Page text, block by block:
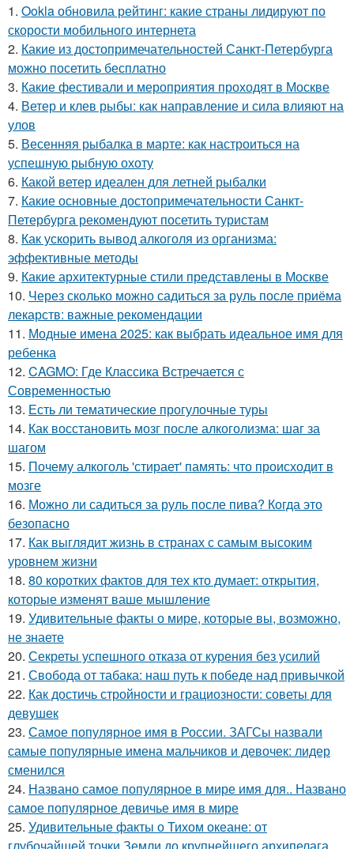
1. Ookla обновила рейтинг: какие страны лидируют по
скорости мобильного интернета
2. Какие из достопримечательностей Санкт-Петербурга
можно посетить бесплатно
3. Какие фестивали и мероприятия проходят в Москве
4. Ветер и клев рыбы: как направление и сила влияют на
улов
5. Весенняя рыбалка в марте: как настроиться на
успешную рыбную охоту
6. Какой ветер идеален для летней рыбалки
7. Какие основные достопримечательности Санкт-
Петербурга рекомендуют посетить туристам
8. Как ускорить вывод алкоголя из организма:
эффективные методы
9. Какие архитектурные стили представлены в Москве
10. Через сколько можно садиться за руль после приёма
лекарств: важные рекомендации
11. Модные имена 2025: как выбрать идеальное имя для
ребенка
12. CAGMO: Где Классика Встречается с
Современностью
13. Есть ли тематические прогулочные туры
14. Как восстановить мозг после алкоголизма: шаг за
шагом
15. Почему алкоголь 'стирает' память: что происходит в
мозге
16. Можно ли садиться за руль после пива? Когда это
безопасно
17. Как выглядит жизнь в странах с самым высоким
уровнем жизни
18. 80 коротких фактов для тех кто думает: открытия,
которые изменят ваше мышление
19. Удивительные факты о мире, которые вы, возможно,
не знаете
20. Секреты успешного отказа от курения без усилий
21. Свобода от табака: наш путь к победе над привычкой
22. Как достичь стройности и грациозности: советы для
девушек
23. Самое популярное имя в России. ЗАГСы назвали
самые популярные имена мальчиков и девочек: лидер
сменился
24. Названо самое популярное в мире имя для.. Названо
самое популярное девичье имя в мире
25. Удивительные факты о Тихом океане: от